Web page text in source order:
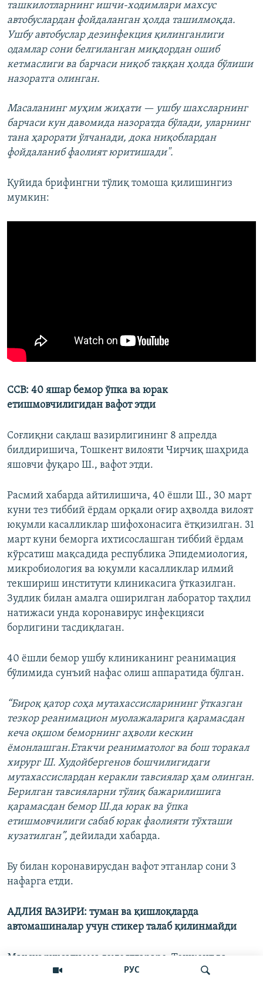
РУС
ташкилотларнинг ишчи-ходимлари махсус
автобуслардан фойдаланган ҳолда ташилмоқда.
Ушбу автобуслар дезинфекция қилинганлиги
одамлар сони белгиланган миқдордан ошиб
кетмаслиги ва барчаси ниқоб таққан ҳолда бўлиши
назоратга олинган.
Масаланинг муҳим жиҳати — ушбу шахсларнинг
барчаси кун давомида назоратда бўлади, уларнинг
тана ҳарорати ўлчанади, дока ниқоблардан
фойдаланиб фаолият юритишади".
Қуйида брифингни тўлиқ томоша қилишингиз
мумкин:
ССВ: 40 яшар бемор ўпка ва юрак
етишмовчилигидан вафот этди
Соғлиқни сақлаш вазирлигининг 8 апрелда
билдиришича, Тошкент вилояти Чирчиқ шаҳрида
яшовчи фуқаро Ш., вафот этди.
Расмий хабарда айтилишича, 40 ёшли Ш., 30 март
куни тез тиббий ёрдам орқали оғир аҳволда вилоят
юқумли касалликлар шифохонасига ётқизилган. 31
март куни беморга ихтисослашган тиббий ёрдам
кўрсатиш мақсадида республика Эпидемиология,
микробиология ва юқумли касалликлар илмий
текшириш институти клиникасига ўтказилган.
Зудлик билан амалга оширилган лаборатор таҳлил
натижаси унда коронавирус инфекцияси
борлигини тасдиқлаган.
40 ёшли бемор ушбу клиниканинг реанимация
бўлимида сунъий нафас олиш аппаратида бўлган.
“Бироқ қатор соҳа мутахассисларининг ўтказган
тезкор реанимацион муолажаларига қарамасдан
кеча оқшом беморнинг аҳволи кескин
ёмонлашган.Етакчи реаниматолог ва бош торакал
хирург Ш. Худойбергенов бошчилигидаги
мутахассислардан керакли тавсиялар ҳам олинган.
Берилган тавсияларни тўлиқ бажарилишига
қарамасдан бемор Ш.да юрак ва ўпка
етишмовчилиги сабаб юрак фаолияти тўхташи
кузатилган”, дейилади хабарда.
Бу билан коронавирусдан вафот этганлар сони 3
нафарга етди.
АДЛИЯ ВАЗИРИ: туман ва қишлоқларда
автомашиналар учун стикер талаб қилинмайди
Махсус рухсатнома вилоятлараро, Тошкент ва
Нукус шаҳарлари ҳамда вилоятлар марказларида